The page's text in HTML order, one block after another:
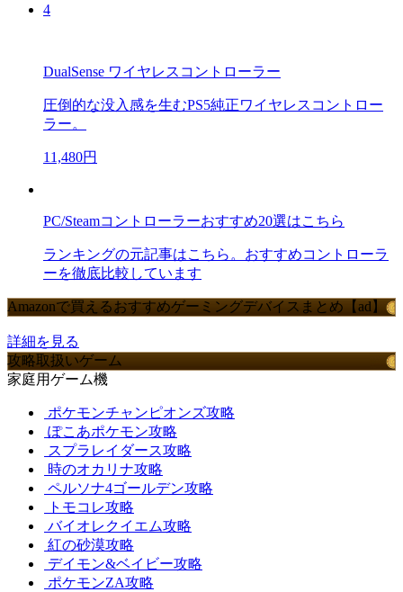
4
DualSense ワイヤレスコントローラー
圧倒的な没入感を生むPS5純正ワイヤレスコントロー
ラー。
11,480円
PC/Steamコントローラーおすすめ20選はこちら
ランキングの元記事はこちら。おすすめコントローラ
ーを徹底比較しています
Amazonで買えるおすすめゲーミングデバイスまとめ【ad】
詳細を見る
攻略取扱いゲーム
家庭用ゲーム機
ポケモンチャンピオンズ攻略
ぽこあポケモン攻略
スプラレイダース攻略
時のオカリナ攻略
ペルソナ4ゴールデン攻略
トモコレ攻略
バイオレクイエム攻略
紅の砂漠攻略
デイモン&ベイビー攻略
ポケモンZA攻略